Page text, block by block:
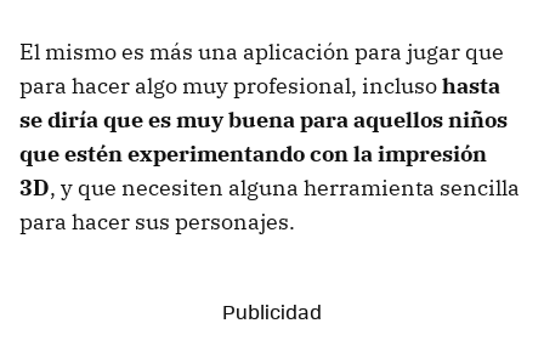
El mismo es más una aplicación para jugar que
para hacer algo muy profesional, inclusohasta
se diría que es muy buena para aquellos niños
que estén experimentando con la impresión
3D, y que necesiten alguna herramienta sencilla
para hacer sus personajes.